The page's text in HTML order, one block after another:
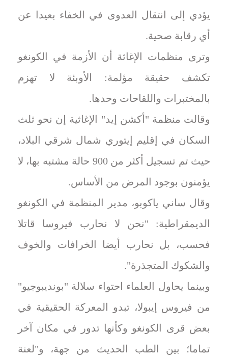
يؤدي إلى انتقال العدوى في الخفاء بعيدا عن
أي رقابة صحية.
وترى منظمات الإغاثة أن الأزمة في الكونغو
تكشف حقيقة مؤلمة: الأوبئة لا تهزم
بالمختبرات واللقاحات وحدها.
وقالت منظمة "أكشن إيد" الإغاثية إن نحو ثلث
السكان في إقليم إيتوري شمال شرقي البلاد،
حيث تم تسجيل أكثر من 900 حالة مشتبه بها، لا
يؤمنون بوجود المرض من الأساس.
وقال ساني ياكوبو، مدير المنظمة في الكونغو
الديمقراطية: "نحن لا نحارب فيروسا قاتلا
فحسب، بل نحارب أيضا الخرافات والخوف
والشكوك المتجذرة".
وبينما يحاول العلماء احتواء سلالة "بونديبوجيو"
من فيروس إيبولا، تبدو المعركة الحقيقية في
بعض قرى الكونغو وكأنها تدور في مكان آخر
تماما؛ بين الطب الحديث من جهة، و"لعنة